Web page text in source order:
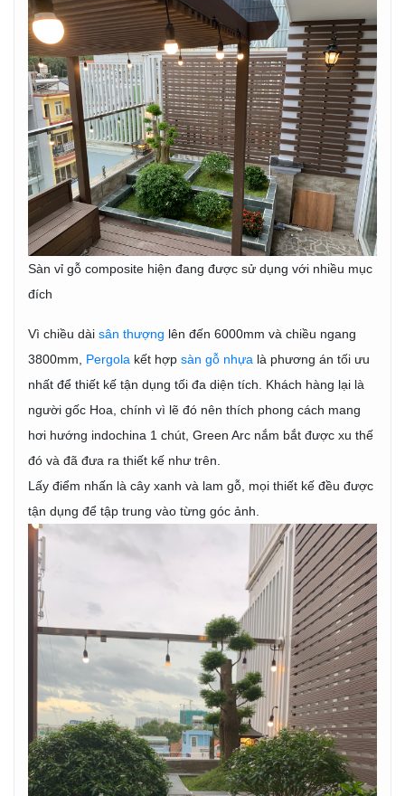
Sàn vỉ gỗ composite hiện đang được sử dụng với nhiều mục
đích
Vì chiều dài sân thượng lên đến 6000mm và chiều ngang
3800mm, Pergola kết hợp sàn gỗ nhựa là phương án tối ưu
nhất để thiết kế tận dụng tối đa diện tích. Khách hàng lại là
người gốc Hoa, chính vì lẽ đó nên thích phong cách mang
hơi hướng indochina 1 chút, Green Arc nắm bắt được xu thế
đó và đã đưa ra thiết kế như trên.
Lấy điểm nhấn là cây xanh và lam gỗ, mọi thiết kế đều được
tận dụng để tập trung vào từng góc ảnh.